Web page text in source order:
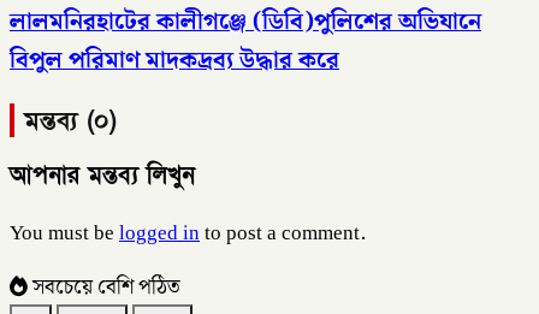
লালমনিরহাটের কালীগঞ্জে (ডিবি)পুলিশের অভিযানে
বিপুল পরিমাণ মাদকদ্রব্য উদ্ধার করে
মন্তব্য (০)
আপনার মন্তব্য লিখুন
You must belogged into post a comment.
সবচেয়ে বেশি পঠিত